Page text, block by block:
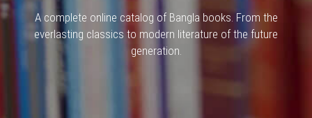
A complete online catalog of Bangla books. From the
everlasting classics to modern literature of the future
generation.